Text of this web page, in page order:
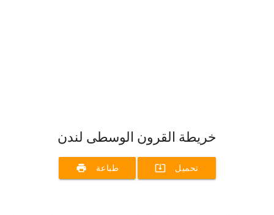
خريطة القرون الوسطى لندن
print طباعة system_update_alt تحميل